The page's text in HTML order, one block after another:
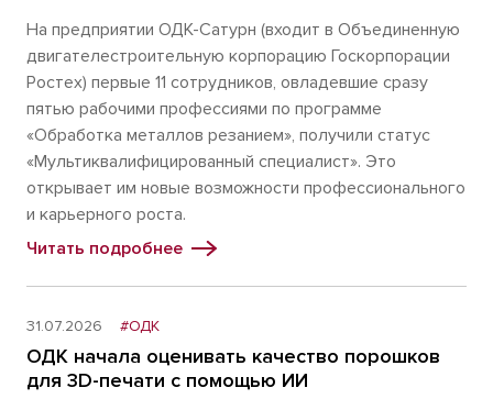
На предприятии ОДК-Сатурн (входит в Объединенную
двигателестроительную корпорацию Госкорпорации
Ростех) первые 11 сотрудников, овладевшие сразу
пятью рабочими профессиями по программе
«Обработка металлов резанием», получили статус
«Мультиквалифицированный специалист». Это
открывает им новые возможности профессионального
и карьерного роста.
Читать подробнее
31.07.2026 #ОДК
ОДК начала оценивать качество порошков
для 3D-печати с помощью ИИ